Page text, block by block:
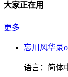
大家正在用
更多
忘川风华录
语言： 简体